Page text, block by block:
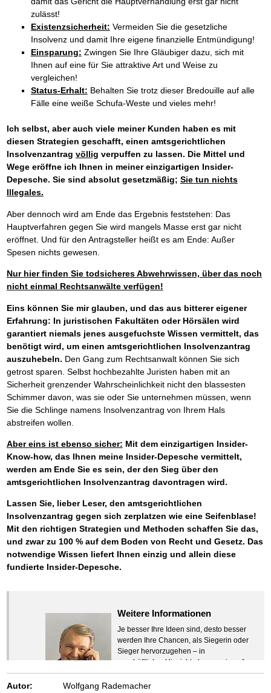
zulässt!
Existenzsicherheit: Vermeiden Sie die gesetzliche
Insolvenz und damit Ihre eigene finanzielle Entmündigung!
Einsparung: Zwingen Sie Ihre Gläubiger dazu, sich mit
Ihnen auf eine für Sie attraktive Art und Weise zu
vergleichen!
Status-Erhalt: Behalten Sie trotz dieser Bredouille auf alle
Fälle eine weiße Schufa-Weste und vieles mehr!
Ich selbst, aber auch viele meiner Kunden haben es mit
diesen Strategien geschafft, einen amtsgerichtlichen
Insolvenzantrag völlig verpuffen zu lassen. Die Mittel und
Wege eröffne ich Ihnen in meiner einzigartigen Insider-
Depesche. Sie sind absolut gesetzmäßig; Sie tun nichts
Illegales.
Aber dennoch wird am Ende das Ergebnis feststehen: Das
Hauptverfahren gegen Sie wird mangels Masse erst gar nicht
eröffnet. Und für den Antragsteller heißt es am Ende: Außer
Spesen nichts gewesen.
Nur hier finden Sie todsicheres Abwehrwissen, über das noch
nicht einmal Rechtsanwälte verfügen!
Eins können Sie mir glauben, und das aus bitterer eigener
Erfahrung: In juristischen Fakultäten oder Hörsälen wird
garantiert niemals jenes ausgefuchste Wissen vermittelt, das
benötigt wird, um einen amtsgerichtlichen Insolvenzantrag
auszuhebeln. Den Gang zum Rechtsanwalt können Sie sich
getrost sparen. Selbst hochbezahlte Juristen haben mit an
Sicherheit grenzender Wahrscheinlichkeit nicht den blassesten
Schimmer davon, was sie oder Sie unternehmen müssen, wenn
Sie die Schlinge namens Insolvenzantrag von Ihrem Hals
abstreifen wollen.
Aber eins ist ebenso sicher: Mit dem einzigartigen Insider-
Know-how, das Ihnen meine Insider-Depesche vermittelt,
werden am Ende Sie es sein, der den Sieg über den
amtsgerichtlichen Insolvenzantrag davontragen wird.
Lassen Sie, lieber Leser, den amtsgerichtlichen
Insolvenzantrag gegen sich zerplatzen wie eine Seifenblase!
Mit den richtigen Strategien und Methoden schaffen Sie das,
und zwar zu 100 % auf dem Boden von Recht und Gesetz. Das
notwendige Wissen liefert Ihnen einzig und allein diese
fundierte Insider-Depesche.
Weitere Informationen
Je besser Ihre Ideen sind, desto besser
werden Ihre Chancen, als Siegerin oder
Sieger hervorzugehen – in
geschäftlicher Hinsicht ebenso wie auf
beruflichem oder privatem Gebiet. Denn
eins ist todsicher:
Autor:
Wolfgang Rademacher